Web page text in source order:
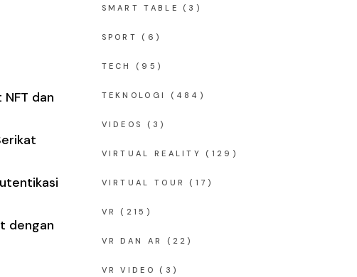
dan
dengan
SMART TABLE (3)
SPORT (6)
TECH (95)
TEKNOLOGI (484)
VIDEOS (3)
VIRTUAL REALITY (129)
VIRTUAL TOUR (17)
VR (215)
VR DAN AR (22)
VR VIDEO (3)